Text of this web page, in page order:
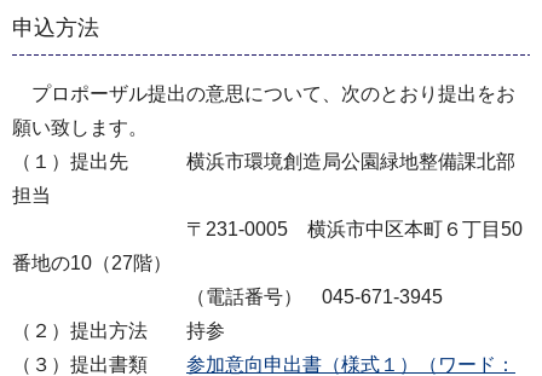
申込方法
プロポーザル提出の意思について、次のとおり提出をお
願い致します。
（１）提出先 横浜市環境創造局公園緑地整備課北部
担当
〒231-0005 横浜市中区本町６丁目50
番地の10（27階）
（電話番号） 045-671-3945
（２）提出方法 持参
（３）提出書類 参加意向申出書（様式１）（ワード：